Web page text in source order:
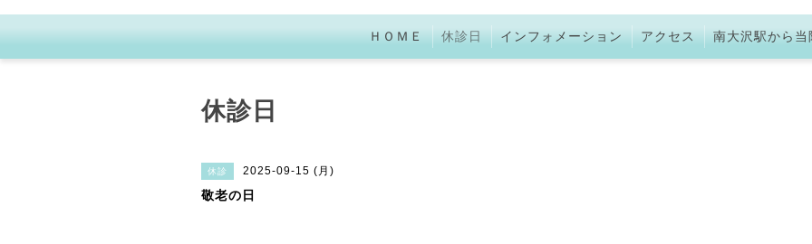
ＨＯＭＥ 休診日 インフォメーション アクセス 南大沢駅から当
休診日
休診 2025-09-15 (月)
敬老の日